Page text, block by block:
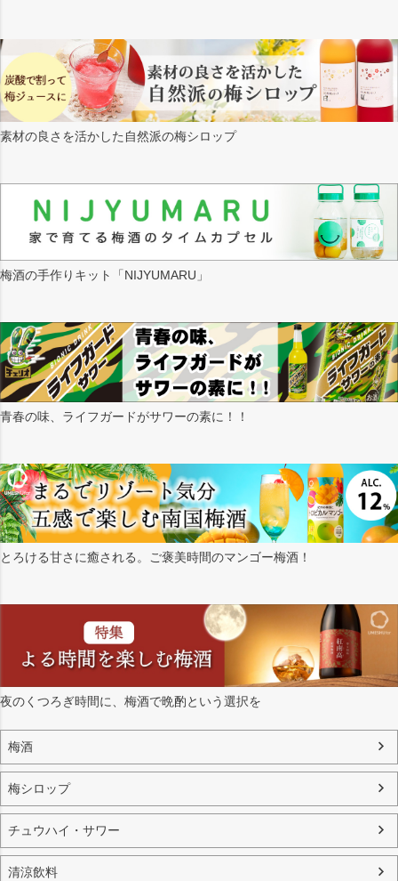
素材の良さを活かした自然派の梅シロップ
梅酒の手作りキット「NIJYUMARU」
青春の味、ライフガードがサワーの素に！！
とろける甘さに癒される。ご褒美時間のマンゴー梅酒！
夜のくつろぎ時間に、梅酒で晩酌という選択を
梅酒
梅シロップ
チュウハイ・サワー
清涼飲料